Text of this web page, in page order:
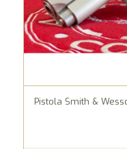
Pistola Smith &